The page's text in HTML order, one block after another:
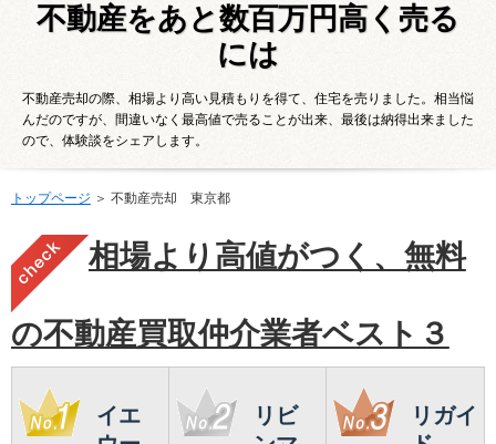
不動産をあと数百万円高く売る
には
不動産売却の際、相場より高い見積もりを得て、住宅を売りました。相当悩
んだのですが、間違いなく最高値で売ることが出来、最後は納得出来ました
ので、体験談をシェアします。
トップページ ＞ 不動産売却 東京都
相場より高値がつく、無料
の不動産買取仲介業者ベスト３
イエ
リビ
リガイ